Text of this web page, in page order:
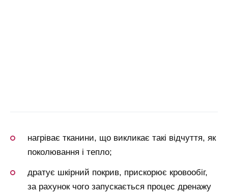
нагріває тканини, що викликає такі відчуття, як
поколювання і тепло;
дратує шкірний покрив, прискорює кровообіг,
за рахунок чого запускається процес дренажу